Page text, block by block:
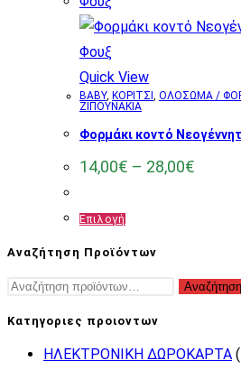
Quick View
BABY, ΚΟΡΙΤΣΙ ΟΛΟΣΩΜΑ /
ΖΙΠΟΥΝΑΚΙΑ
Φορμάκι κοντό
14,00€ – 28,00€
ΕπιλογήΑυτό
έχει
πολλαπλές
Αναζήτηση Προϊόντων
Αναζήτηση
Αναζήτηση
Κατηγοριες προιοντων
ΗΛΕΚΤΡΟΝΙΚΗ ΔΩΡΟΚΑΡΤΑ